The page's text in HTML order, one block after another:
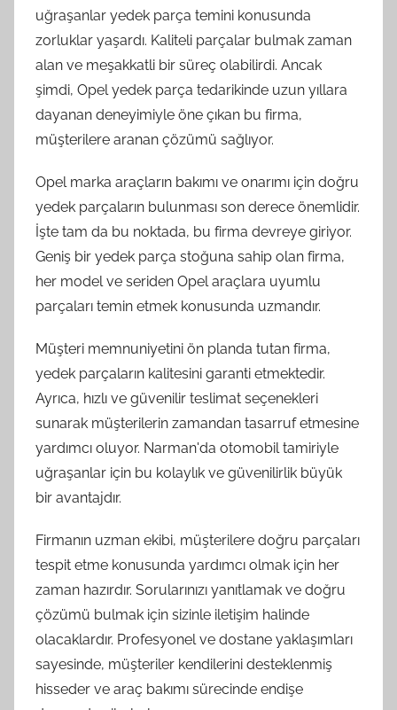
uğraşanlar yedek parça temini konusunda
zorluklar yaşardı. Kaliteli parçalar bulmak zaman
alan ve meşakkatli bir süreç olabilirdi. Ancak
şimdi, Opel yedek parça tedarikinde uzun yıllara
dayanan deneyimiyle öne çıkan bu firma,
müşterilere aranan çözümü sağlıyor.
Opel marka araçların bakımı ve onarımı için doğru
yedek parçaların bulunması son derece önemlidir.
İşte tam da bu noktada, bu firma devreye giriyor.
Geniş bir yedek parça stoğuna sahip olan firma,
her model ve seriden Opel araçlara uyumlu
parçaları temin etmek konusunda uzmandır.
Müşteri memnuniyetini ön planda tutan firma,
yedek parçaların kalitesini garanti etmektedir.
Ayrıca, hızlı ve güvenilir teslimat seçenekleri
sunarak müşterilerin zamandan tasarruf etmesine
yardımcı oluyor. Narman'da otomobil tamiriyle
uğraşanlar için bu kolaylık ve güvenilirlik büyük
bir avantajdır.
Firmanın uzman ekibi, müşterilere doğru parçaları
tespit etme konusunda yardımcı olmak için her
zaman hazırdır. Sorularınızı yanıtlamak ve doğru
çözümü bulmak için sizinle iletişim halinde
olacaklardır. Profesyonel ve dostane yaklaşımları
sayesinde, müşteriler kendilerini desteklenmiş
hisseder ve araç bakımı sürecinde endişe